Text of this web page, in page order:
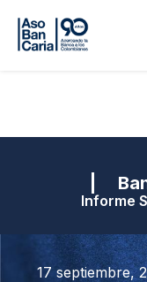
|
Informe
17 septiembre,